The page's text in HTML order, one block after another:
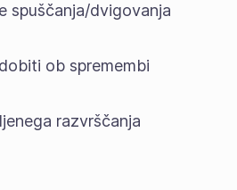
spuščanja/dvigovanja
ob spremembi
razvrščanja